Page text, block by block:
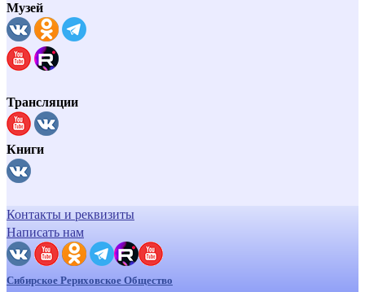
Музей
Трансляции
Книги
Контакты и реквизиты
Написать нам
Сибирское Рериховское Общество